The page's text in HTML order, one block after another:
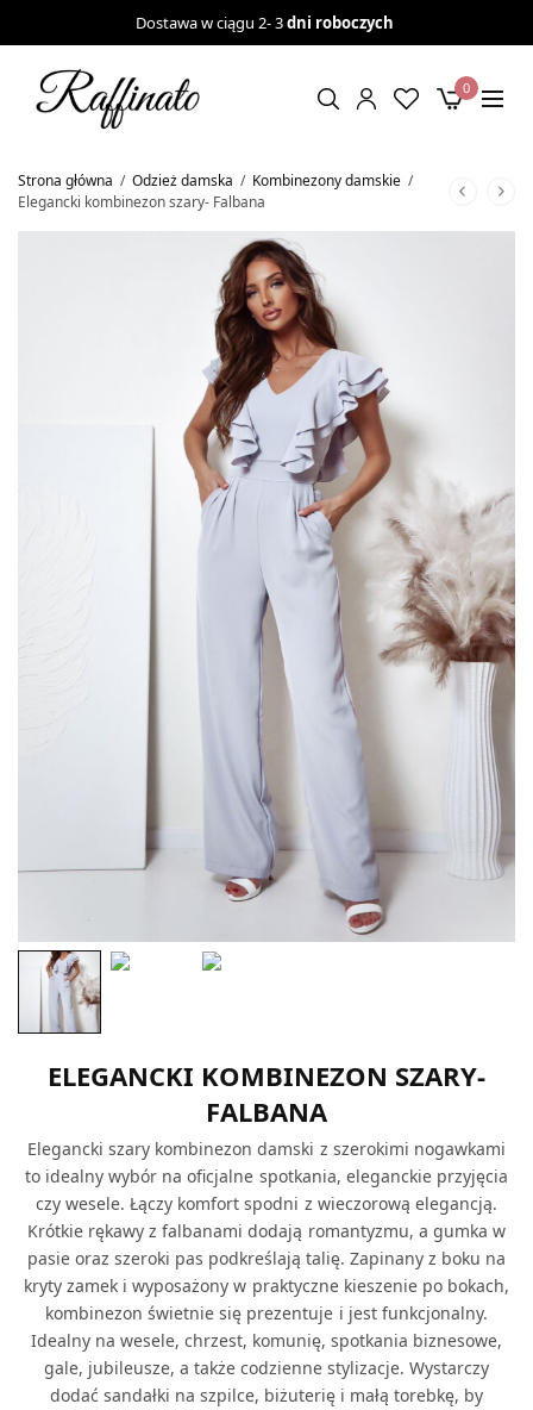
Dostawa w ciągu 2- 3dni roboczych
0
Strona główna / Odzież damska / Kombinezony damskie /
Elegancki kombinezon szary- Falbana
ELEGANCKI KOMBINEZON SZARY-
FALBANA
Elegancki szary kombinezon damski z szerokimi nogawkami
to idealny wybór na oficjalne spotkania, eleganckie przyjęcia
czy wesele. Łączy komfort spodni z wieczorową elegancją.
Krótkie rękawy z falbanami dodają romantyzmu, a gumka w
pasie oraz szeroki pas podkreślają talię. Zapinany z boku na
kryty zamek i wyposażony w praktyczne kieszenie po bokach,
kombinezon świetnie się prezentuje i jest funkcjonalny.
Idealny na wesele, chrzest, komunię, spotkania biznesowe,
gale, jubileusze, a także codzienne stylizacje. Wystarczy
dodać sandałki na szpilce, biżuterię i małą torebkę, by